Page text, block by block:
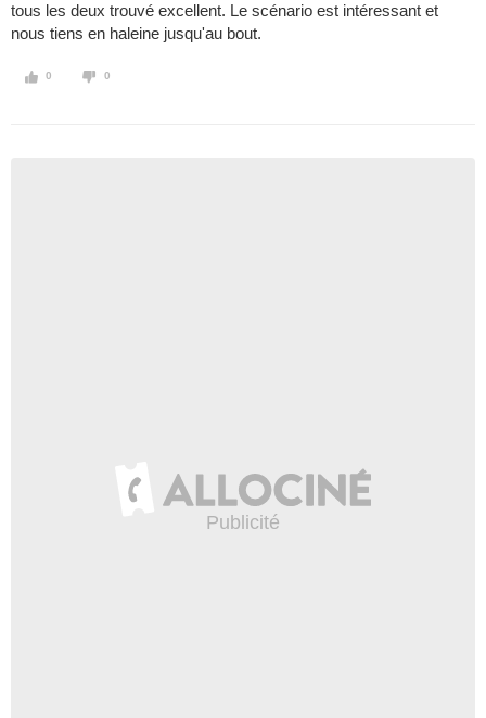
tous les deux trouvé excellent. Le scénario est intéressant et
nous tiens en haleine jusqu'au bout.
0 0